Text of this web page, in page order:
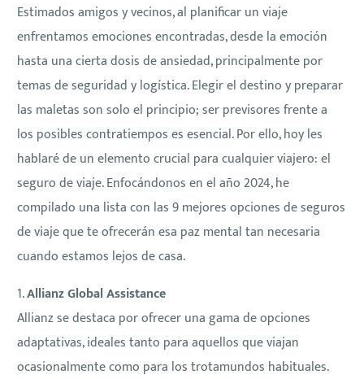
Estimados amigos y vecinos, al planificar un viaje
enfrentamos emociones encontradas, desde la emoción
hasta una cierta dosis de ansiedad, principalmente por
temas de seguridad y logística. Elegir el destino y preparar
las maletas son solo el principio; ser previsores frente a
los posibles contratiempos es esencial. Por ello, hoy les
hablaré de un elemento crucial para cualquier viajero: el
seguro de viaje. Enfocándonos en el año 2024, he
compilado una lista con las 9 mejores opciones de seguros
de viaje que te ofrecerán esa paz mental tan necesaria
cuando estamos lejos de casa.
1.Allianz Global Assistance
Allianz se destaca por ofrecer una gama de opciones
adaptativas, ideales tanto para aquellos que viajan
ocasionalmente como para los trotamundos habituales.